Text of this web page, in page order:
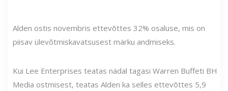
Alden ostis novembris ettevõttes 32% osaluse, mis on
piisav ülevõtmiskavatsusest märku andmiseks.
Kui Lee Enterprises teatas nädal tagasi Warren Buffeti BH
Media ostmisest, teatas Alden ka selles ettevõttes 5,9